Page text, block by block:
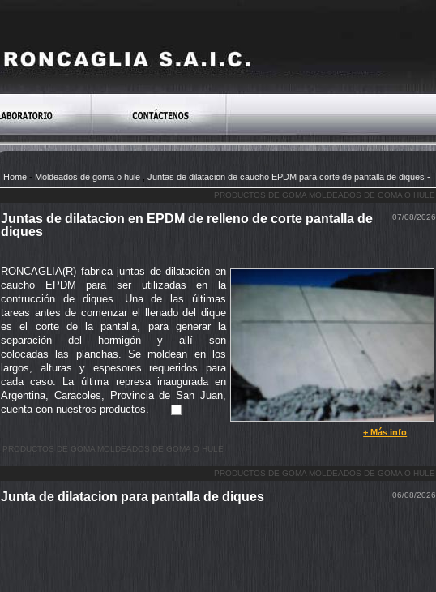
Home - Moldeados de goma o hule Juntas de dilatacion de caucho EPDM para corte de pantalla de diques -
PRODUCTOS DE GOMA MOLDEADOS DE GOMA O HULE
07/08/2026
Juntas de dilatacion en EPDM de relleno de corte pantalla de
diques
RONCAGLIA(R) fabrica juntas de dilatación en
caucho EPDM para ser utilizadas en la
contrucción de diques. Una de las últimas
tareas antes de comenzar el llenado del dique
es el corte de la pantalla, para generar la
separación del hormigón y allí son
colocadas las planchas. Se moldean en los
largos, alturas y espesores requeridos para
cada caso. La última represa inaugurada en
Argentina, Caracoles, Provincia de San Juan,
cuenta con nuestros productos.
+ Más info
PRODUCTOS DE GOMA MOLDEADOS DE GOMA O HULE
PRODUCTOS DE GOMA MOLDEADOS DE GOMA O HULE
06/08/2026
Junta de dilatacion para pantalla de diques